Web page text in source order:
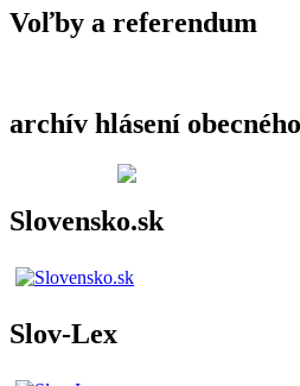
Voľby a referendum
archív hlásení
Slovensko.sk
Slov-Lex